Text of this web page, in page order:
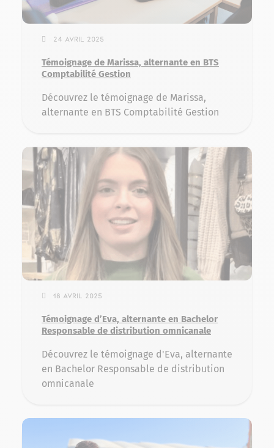
24 avril 2025
Témoignage de Marissa, alternante en BTS
Comptabilité Gestion
Découvrez le témoignage de Marissa,
alternante en BTS Comptabilité Gestion
18 avril 2025
Témoignage d’Eva, alternante en Bachelor
Responsable de distribution omnicanale
Découvrez le témoignage d'Eva, alternante
en Bachelor Responsable de distribution
omnicanale